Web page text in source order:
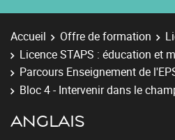
Accueil Offre de formation
Licence STAPS : éducation et
Parcours Enseignement de
Bloc 4 - Intervenir dans le
ANGLAIS